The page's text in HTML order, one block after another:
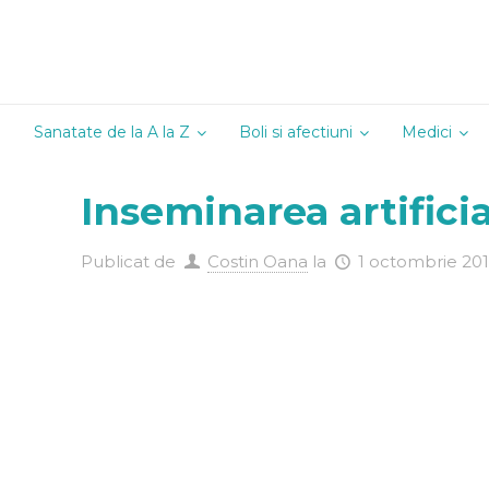
Sanatate de la A la Z Boli si afectiuni Medici
Andrologie
Cardiologie
Inseminarea
Publicat de Costin Oana la 1 octombrie